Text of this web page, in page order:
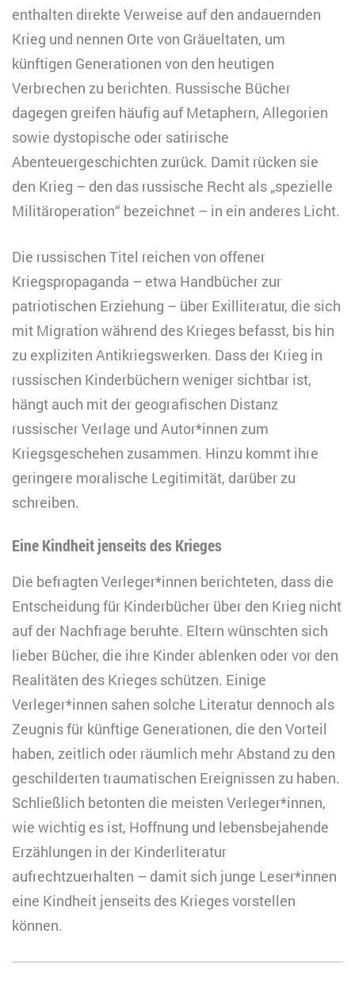
enthalten direkte Verweise auf den andauernden
Krieg und nennen Orte von Gräueltaten, um
künftigen Generationen von den heutigen
Verbrechen zu berichten. Russische Bücher
dagegen greifen häufig auf Metaphern, Allegorien
sowie dystopische oder satirische
Abenteuergeschichten zurück. Damit rücken sie
den Krieg – den das russische Recht als „spezielle
Militäroperation“ bezeichnet – in ein anderes Licht.
Die russischen Titel reichen von offener
Kriegspropaganda – etwa Handbücher zur
patriotischen Erziehung – über Exilliteratur, die sich
mit Migration während des Krieges befasst, bis hin
zu expliziten Antikriegswerken. Dass der Krieg in
russischen Kinderbüchern weniger sichtbar ist,
hängt auch mit der geografischen Distanz
russischer Verlage und Autor*innen zum
Kriegsgeschehen zusammen. Hinzu kommt ihre
geringere moralische Legitimität, darüber zu
schreiben.
Eine Kindheit jenseits des Krieges
Die befragten Verleger*innen berichteten, dass die
Entscheidung für Kinderbücher über den Krieg nicht
auf der Nachfrage beruhte. Eltern wünschten sich
lieber Bücher, die ihre Kinder ablenken oder vor den
Realitäten des Krieges schützen. Einige
Verleger*innen sahen solche Literatur dennoch als
Zeugnis für künftige Generationen, die den Vorteil
haben, zeitlich oder räumlich mehr Abstand zu den
geschilderten traumatischen Ereignissen zu haben.
Schließlich betonten die meisten Verleger*innen,
wie wichtig es ist, Hoffnung und lebensbejahende
Erzählungen in der Kinderliteratur
aufrechtzuerhalten – damit sich junge Leser*innen
eine Kindheit jenseits des Krieges vorstellen
können.